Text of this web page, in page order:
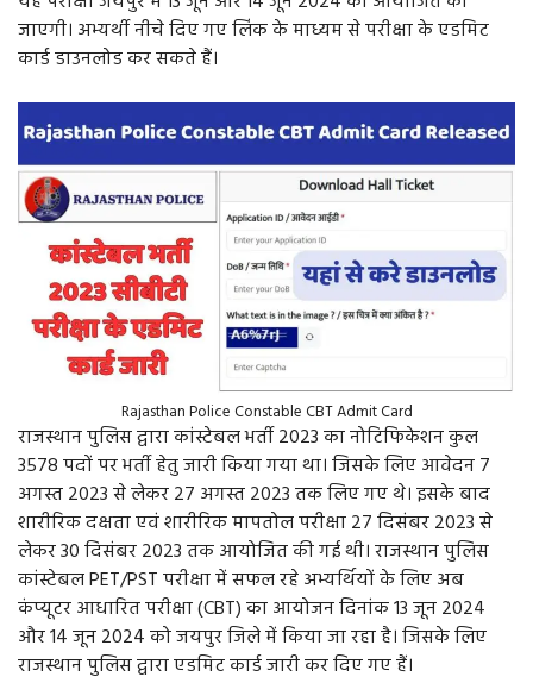
जाएगी। अभ्यर्थी नीचे दिए गए लिंक के माध्यम से परीक्षा के एडमिट
कार्ड डाउनलोड कर सकते हैं।
Rajasthan Police Constable CBT Admit Card
राजस्थान पुलिस द्वारा कांस्टेबल भर्ती 2023 का नोटिफिकेशन कुल
3578 पदों पर भर्ती हेतु जारी किया गया था। जिसके लिए आवेदन 7
अगस्त 2023 से लेकर 27 अगस्त 2023 तक लिए गए थे। इसके बाद
शारीरिक दक्षता एवं शारीरिक मापतोल परीक्षा 27 दिसंबर 2023 से
लेकर 30 दिसंबर 2023 तक आयोजित की गई थी। राजस्थान पुलिस
कांस्टेबल PET/PST परीक्षा में सफल रहे अभ्यर्थियों के लिए अब
कंप्यूटर आधारित परीक्षा (CBT) का आयोजन दिनांक 13 जून 2024
और 14 जून 2024 को जयपुर जिले में किया जा रहा है। जिसके लिए
राजस्थान पुलिस द्वारा एडमिट कार्ड जारी कर दिए गए हैं।